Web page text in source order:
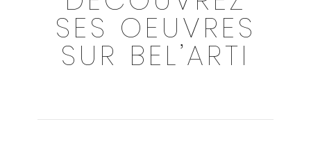
SES OEUVRES
SUR BEL’ARTI